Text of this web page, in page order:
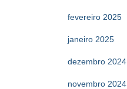
fevereiro 2025
janeiro 2025
dezembro 2024
novembro 2024